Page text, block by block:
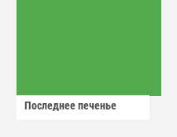
Последнее печенье